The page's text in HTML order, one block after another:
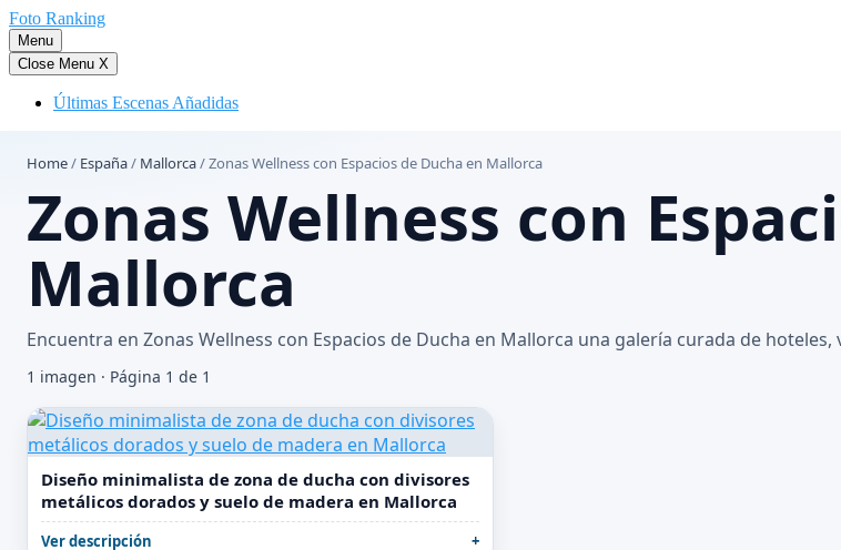
Saltar
al
contenido
Foto Ranking
Menu
Close Menu X
Últimas Escenas Añadidas
Home/ España/ Mallorca/Zonas Wellness con Espacios de Ducha en Mallorca
Zonas Wellness con
Mallorca
Encuentra en Zonas Wellness con Espacios de Ducha en Mallorca una galería curada de
1 imagen · Página 1 de 1
Diseño minimalista de zona de ducha con divisores
metálicos dorados y suelo de madera en Mallorca
Ver descripción